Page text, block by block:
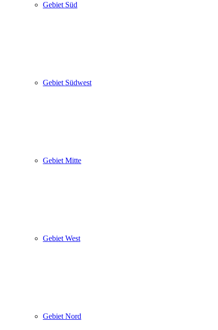
Gebiet Süd
Gebiet Südwest
Gebiet Mitte
Gebiet West
Gebiet Nord